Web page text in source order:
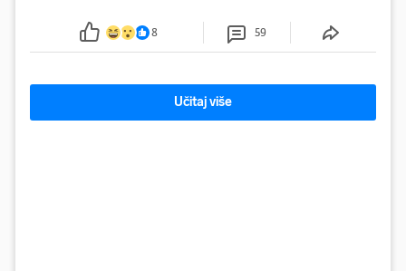
smanjenje snage bilo potrebno više od 90 dana.
8 59
Učitaj više